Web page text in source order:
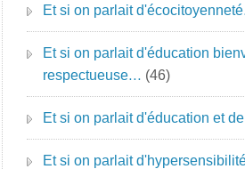
Et si on parlait
Et si on parlait d'éducation
respectueuse… (46)
Et si on parlait d'éducation et
Et si on parlait